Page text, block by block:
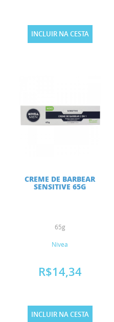
INCLUIR NA CESTA
CREME DE BARBEAR
SENSITIVE 65G
65g
Nivea
R$14,34
INCLUIR NA CESTA